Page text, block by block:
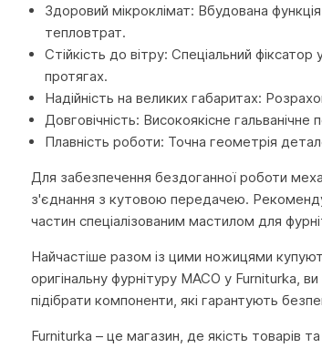
Здоровий мікроклімат: Вбудована
тепловтрат.
Стійкість до вітру: Спеціальний
протягах.
Надійність на великих габаритах:
Довговічність: Високоякісне
Плавність роботи: Точна геометрія
Для забезпечення бездоганної роботи
з'єднання з кутовою передачею.
частин спеціалізованим мастилом для
Найчастіше разом із цими ножицями
оригінальну фурнітуру MACO у Furniturka,
підібрати компоненти, які гарантують
Furniturka – це магазин, де якість товарів